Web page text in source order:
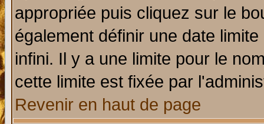
appropriée puis cliquez sur le
également définir une date
infini. Il y a une limite pour le
cette limite est fixée par
Revenir en haut de page